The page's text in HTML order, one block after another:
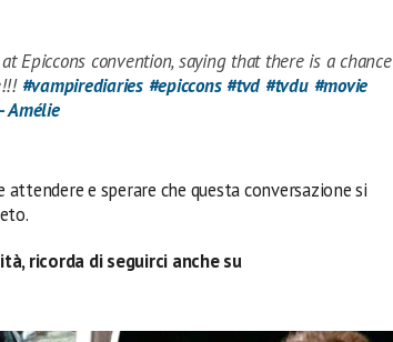
Epiccons convention, saying that there is a chance
#vampirediaries #epiccons #tvd #tvdu #movie
Amélie
e sperare che questa conversazione si
ricorda di seguirci anche su